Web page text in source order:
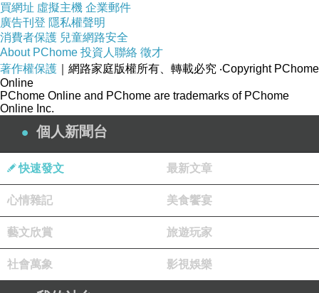
商品訊息:
品號：3029951
淨化平衡私密肌膚，維持肌膚健康
可當作私密舒粉、爽身粉、香體粉
提升乾爽感、舒適度與防護力
輕柔綿益生菌芯片8小時超強抑菌
買網址 虛擬主機 企業郵件
廣告刊登 隱私權聲明
消費者保護 兒童網路安全
About PChome 投資人聯絡 徵才
著作權保護 ｜網路家庭版權所有、轉載必究 ‧Copyright PChome
Online
PChome Online and PChome are trademarks of PChome
Online Inc.
個人新聞台
快速發文 最新文章
心情雜記 美食饗宴
藝文欣賞 旅遊玩家
社會萬象 影視娛樂